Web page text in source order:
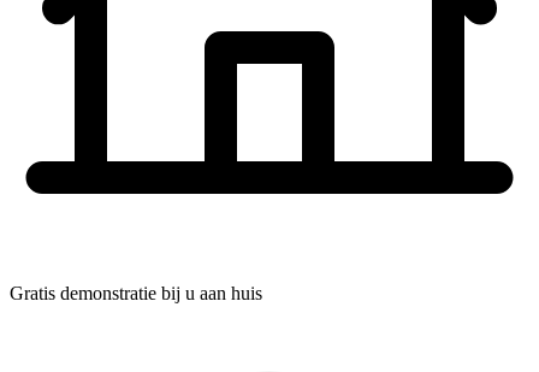
Gratis demonstratie bij u aan huis